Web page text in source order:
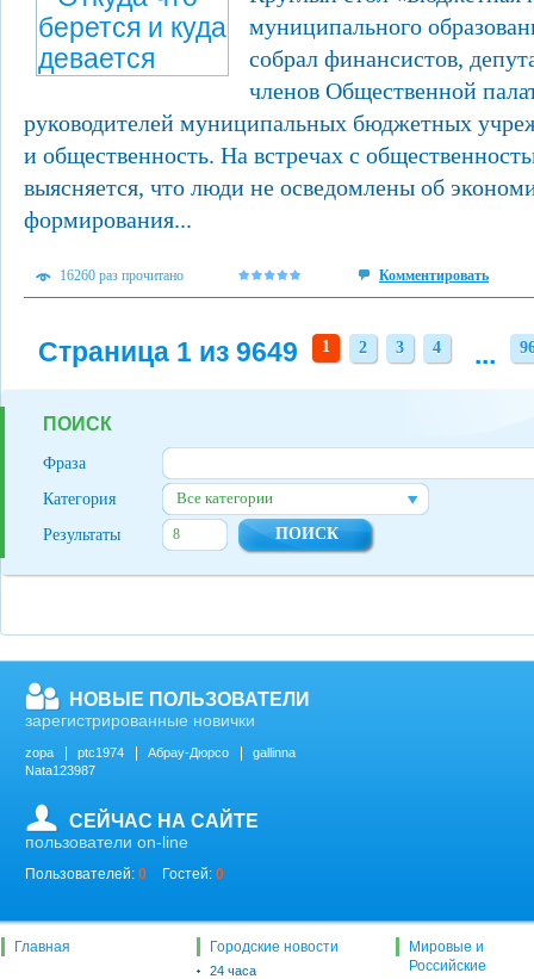
муниципального
собрал финансистов,
членов Общественной
руководителей муниципальных бюджетных
и общественность. На встречах с
выясняется, что люди не осведомлены об
формирования...
16260 раз прочитано Комментировать
Страница 1 из 9649 1 2
2 3
3 4
4 ...
ПОИСК
Фраза
Категория
Все категории
Результаты
НОВЫЕ ПОЛЬЗОВАТЕЛИ
зарегистрированные новички
zopa ptc1974 Абрау-Дюрсо
gallinna
Nata123987
СЕЙЧАС НА САЙТЕ
пользователи on-line
Пользователей: 0 Гостей: 0
Главная Городские новости
24 часа
Мировые и
Российские